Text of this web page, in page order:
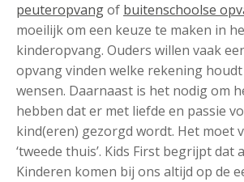
peuteropvangof buitenschoolse
moeilijk om een keuze te maken in
kinderopvang. Ouders willen vaak
opvang vinden welke rekening
wensen. Daarnaast is het nodig om
hebben dat er met liefde en passie
kind(eren) gezorgd wordt. Het moet
‘tweede thuis’. Kids First begrijpt dat
Kinderen komen bij ons altijd op de